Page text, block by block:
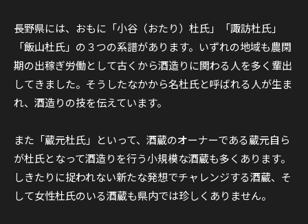
長野県には、おもに「小谷（おたり）杜氏」「諏訪杜氏」
「飯山杜氏」の３つの系譜があります。いずれの地域も農閑
期の出稼ぎ労働として古くから酒造りに関わる人を多く輩出
してきました。そうしたなかから名杜氏と呼ばれる人が生ま
れ、酒造りの技を伝えています。
また「蔵元杜氏」といって、酒蔵のオーナーである蔵元自ら
が杜氏となって酒造りを行う小規模な酒蔵も多くあります。
しきたりに捉われない新たな発想でチャレンジする酒蔵、そ
して女性杜氏のいる酒蔵も県内では珍しくありません。